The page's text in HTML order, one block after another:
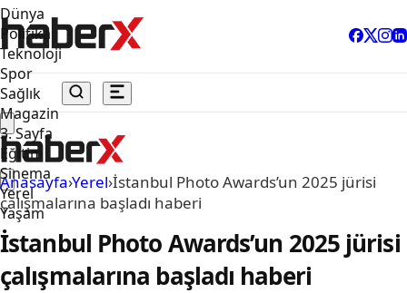
Dünya
Politika
Teknoloji
Spor
Sağlık
Magazin
3. Sayfa
Eğitim
Sinema
Yerel
Yaşam
Anasayfa›Yerel›İstanbul Photo Awards’un 2025 jürisi
çalışmalarına başladı haberi
İstanbul Photo Awards’un 2025 jürisi
çalışmalarına başladı haberi